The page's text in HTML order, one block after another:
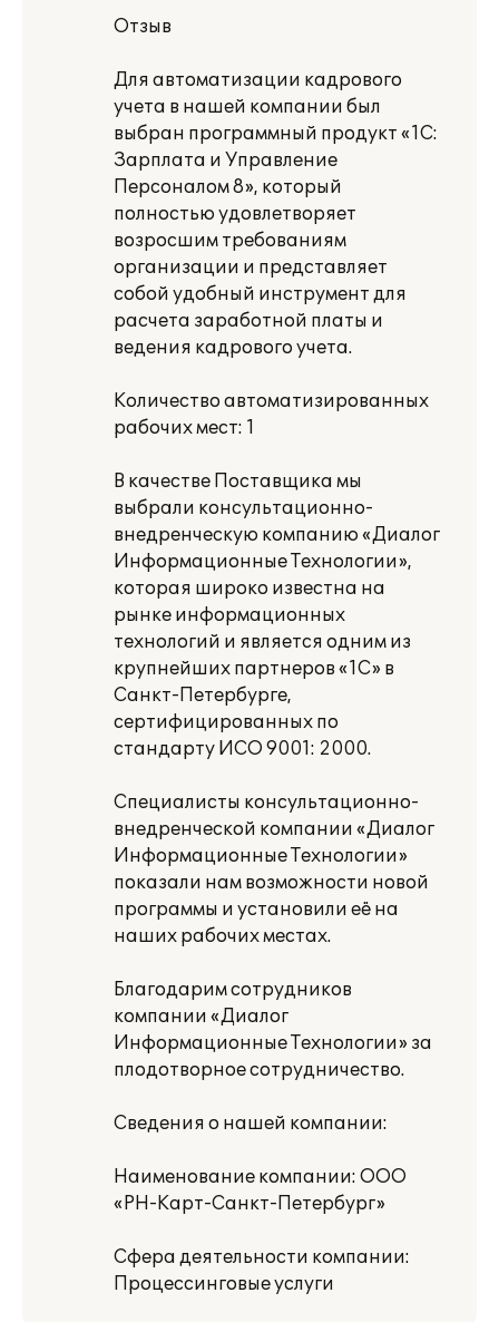
Отзыв
Для автоматизации кадрового
учета в нашей компании был
выбран программный продукт «1С:
Зарплата и Управление
Персоналом 8», который
полностью удовлетворяет
возросшим требованиям
организации и представляет
собой удобный инструмент для
расчета заработной платы и
ведения кадрового учета.
Количество автоматизированных
рабочих мест: 1
В качестве Поставщика мы
выбрали консультационно-
внедренческую компанию «Диалог
Информационные Технологии»,
которая широко известна на
рынке информационных
технологий и является одним из
крупнейших партнеров «1С» в
Санкт-Петербурге,
сертифицированных по
стандарту ИСО 9001: 2000.
Специалисты консультационно-
внедренческой компании «Диалог
Информационные Технологии»
показали нам возможности новой
программы и установили её на
наших рабочих местах.
Благодарим сотрудников
компании «Диалог
Информационные Технологии» за
плодотворное сотрудничество.
Сведения о нашей компании:
Наименование компании: ООО
«РН-Карт-Санкт-Петербург»
Сфера деятельности компании:
Процессинговые услуги